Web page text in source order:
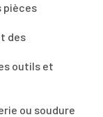
pièces
des
outils et
ou soudure